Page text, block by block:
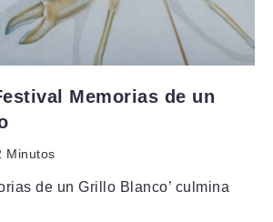
Memorias de un
Minutos
de un Grillo Blanco’ culmina